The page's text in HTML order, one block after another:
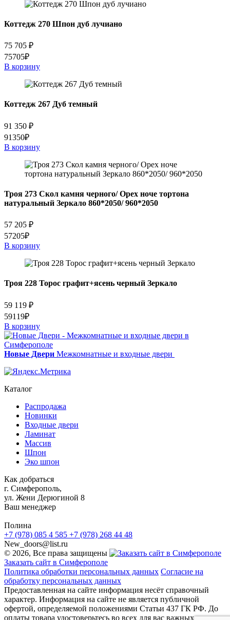
Коттедж 270 Шпон дуб лучиано
75 705 ₽
75705₽
В корзину
Коттедж 267 Дуб темный
91 350 ₽
91350₽
В корзину
Троя 273 Скол камня черного/ Орех ноче тортона
натуральный Зеркало 860*2050/ 960*2050
57 205 ₽
57205₽
В корзину
Троя 228 Торос графит+ясень черный Зеркало
59 119 ₽
59119₽
В корзину
Новые Двери Межкомнатные и входные двери
Каталог
Распродажа
Новинки
Входные двери
Ламинат
Массив
Шпон
Эко шпон
Как добраться
г. Симферополь,
ул. Жени Дерюгиной 8
Ваш менеджер
Полина
+7 (978) 085 4 585 +7 (978) 268 44 48
New_doors@list.ru
© 2026, Все права защищены
Заказать сайт в Симферополе
Политика обработки персональных данных Согласие на
обработку персональных данных
Предоставленная на сайте информация несёт справочный
характер. Информация на сайте не является публичной
офертой, определяемой положениями Статьи 437 ГК РФ. До
оплаты товара удостоверьтесь во всех для вас важных